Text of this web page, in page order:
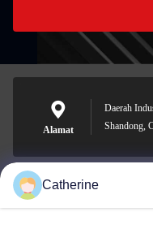
Alamat
Daerah
Shandong,
Catherine